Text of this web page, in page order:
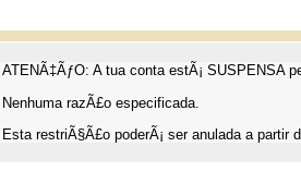
ATENÃ‡ÃƒO: A tua conta estÃ¡ SUSPENSA
Nenhuma razÃ£o especificada.
Esta restriÃ§Ã£o poderÃ¡ ser anulada a partir